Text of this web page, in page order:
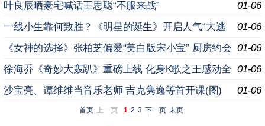
玩公主抱
01-06
叶良辰晒豪宅喊话王思聪“不服来战”
01-06
一线小生靠何致胜？《明星的诞生》开启人气“大逃
杀”
01-06
《女神的选择》张柏芝偏爱“美白版宋小宝” 厨房约会
被抢“男友”
01-06
徐海乔《奇妙大轰趴》重磅上线 化身K歌之王感动全
场
01-06
沙宝亮、谭维维当音乐老师 吉克隽逸等首开课(图)
首页 上一页 1 2 3 下一页 末页